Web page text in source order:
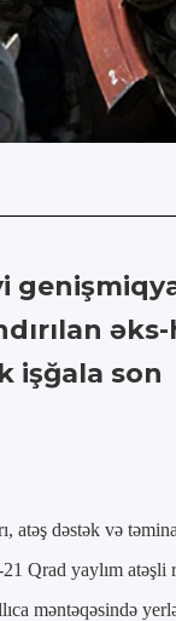
işğala son
atəş dəstək və
Qrad yaylım atəşli
məntəqəsində